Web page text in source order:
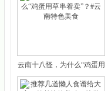
云南十八怪，为什么“鸡蛋用
草串